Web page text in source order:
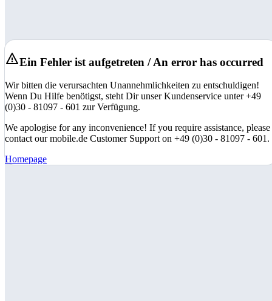
Ein Fehler ist aufgetreten / An error has occurred
Wir bitten die verursachten Unannehmlichkeiten zu entschuldigen!
Wenn Du Hilfe benötigst, steht Dir unser Kundenservice unter +49
(0)30 - 81097 - 601 zur Verfügung.
We apologise for any inconvenience! If you require assistance, please
contact our mobile.de Customer Support on +49 (0)30 - 81097 - 601.
Homepage